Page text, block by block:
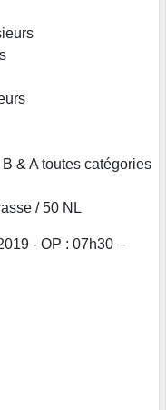
& A toutes catégories
/ 50 NL
- OP : 07h30 –